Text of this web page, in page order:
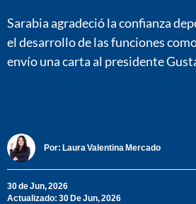
Sarabia agradeció la confianza
el desarrollo de las funciones
envío una carta al presidente
Por: Laura Valentina Mercado
30 de Jun, 2026
Actualizado: 30 De Jun, 2026